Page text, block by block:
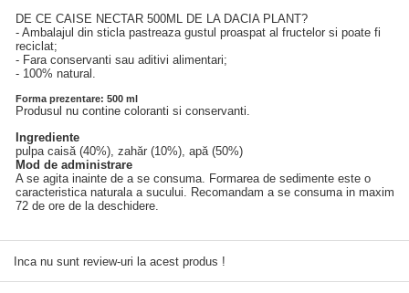
DE CE CAISE NECTAR 500ML DE LA DACIA PLANT?
- Ambalajul din sticla pastreaza gustul proaspat al fructelor si poate fi
reciclat;
- Fara conservanti sau aditivi alimentari;
- 100% natural.
Forma prezentare: 500 ml
Produsul nu contine coloranti si conservanti.
Ingrediente
pulpa caisă (40%), zahăr (10%), apă (50%)
Mod de administrare
A se agita inainte de a se consuma. Formarea de sedimente este o
caracteristica naturala a sucului. Recomandam a se consuma in maxim
72 de ore de la deschidere.
Inca nu sunt review-uri la acest produs !